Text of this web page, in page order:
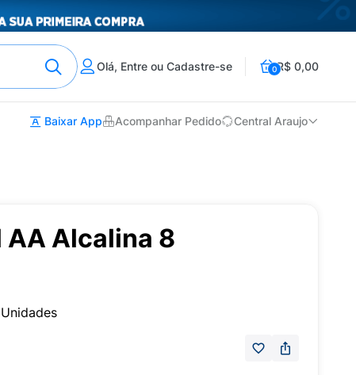
Olá, Entre ou Cadastre-se 0R$ 0,00
Baixar App Acompanhar Pedido Central Araujo
AA Alcalina 8